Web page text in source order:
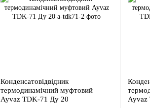
Конденсатовідвідник
термодинамічний муфтовий
Ayvaz TDK-71 Ду 20
Ayvaz